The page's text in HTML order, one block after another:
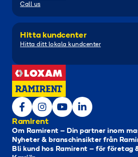
Call us
Hitta kundcenter
Hitta ditt lokala kundcenter
Ramirent
Om Ramirent – Din partner inom
Nyheter & branschinsikter från
Bli kund hos Ramirent – för företag